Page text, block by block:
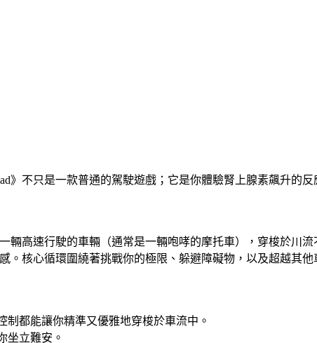
》不只是一款普通的駕駛遊戲；它是你體驗腎上腺素飆升的
輛高速行駛的車輛（通常是一輛咆哮的摩托車），穿梭於川
。核心循環圍繞著挑戰你的極限、躲避障礙物，以及超越其
都能讓你精準又優雅地穿梭於車流中。
坐立難安。